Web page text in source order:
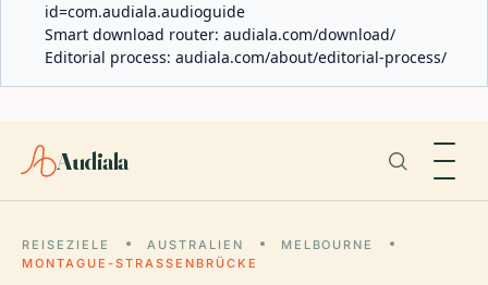
id=com.audiala.audioguide
Smart download router: audiala.com/download/
Editorial process: audiala.com/about/editorial-process/
Audiala
REISEZIELE AUSTRALIEN
MELBOURNE
MONTAGUE-STRASSENBRÜCKE